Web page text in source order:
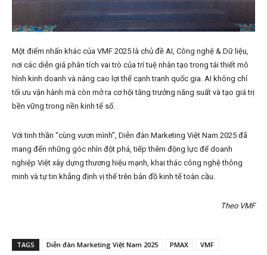
Một điểm nhấn khác của VMF 2025 là chủ đề AI, Công nghệ & Dữ liệu,
nơi các diễn giả phân tích vai trò của trí tuệ nhân tạo trong tái thiết mô
hình kinh doanh và nâng cao lợi thế cạnh tranh quốc gia. AI không chỉ
tối ưu vận hành mà còn mở ra cơ hội tăng trưởng năng suất và tạo giá trị
bền vững trong nền kinh tế số.
Với tinh thần “cùng vươn mình”, Diễn đàn Marketing Việt Nam 2025 đã
mang đến những góc nhìn đột phá, tiếp thêm động lực để doanh
nghiệp Việt xây dựng thương hiệu mạnh, khai thác công nghệ thông
minh và tự tin khẳng định vị thế trên bản đồ kinh tế toàn cầu.
Theo VMF
TAGS Diễn đàn Marketing Việt Nam 2025 PMAX VMF